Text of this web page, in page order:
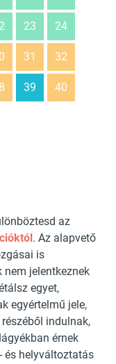
23 24
31 32
39 40
az
. Az alapvető
is
nem jelentkeznek
egyet,
egyértelmű jele,
indulnak,
érnek
és helyváltoztatás